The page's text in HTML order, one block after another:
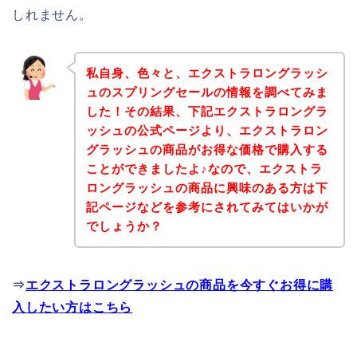
しれません。
私自身、色々と、エクストラロングラッシ
ュのスプリングセールの情報を調べてみま
した！その結果、下記エクストラロングラ
ッシュの公式ページより、エクストラロン
グラッシュの商品がお得な価格で購入する
ことができましたよ♪なので、エクストラ
ロングラッシュの商品に興味のある方は下
記ページなどを参考にされてみてはいかが
でしょうか？
⇒エクストラロングラッシュの商品を今すぐお得に購
入したい方はこちら